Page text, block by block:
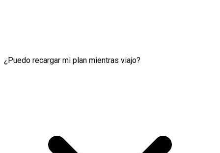
¿Puedo recargar mi plan mientras viajo?